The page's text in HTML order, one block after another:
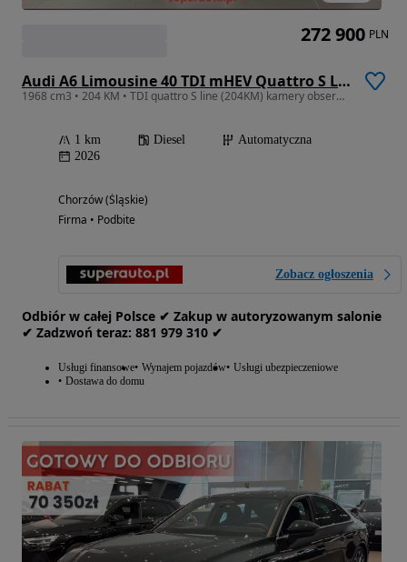
Audi A6 Limousine 40 TDI mHEV Quattro S Line S tronic
1968 cm3 • 204 KM • TDI quattro S line (204KM) kamery obserwujące otoczenie
1 km Diesel
Automatyczna
2026
Chorzów (Śląskie)
Firma • Podbite
Zobacz ogłoszenia
Odbiór w całej Polsce ✔ Zakup w autoryzowanym salonie
✔ Zadzwoń‎ t‎eraz: ‎881‎ 979‎ 310 ✔
Usługi finansowe Wynajem pojazdów Usługi ubezpieczeniowe
Dostawa do domu
272 900 PLN